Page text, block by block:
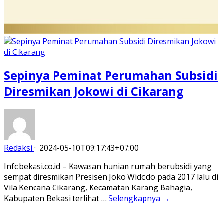
Sepinya Peminat Perumahan Subsidi
Diresmikan Jokowi di Cikarang
Redaksi · 2024-05-10T09:17:43+07:00
Infobekasi.co.id – Kawasan hunian rumah berubsidi yang
sempat diresmikan Presisen Joko Widodo pada 2017 lalu di
Vila Kencana Cikarang, Kecamatan Karang Bahagia,
Kabupaten Bekasi terlihat … Selengkapnya →